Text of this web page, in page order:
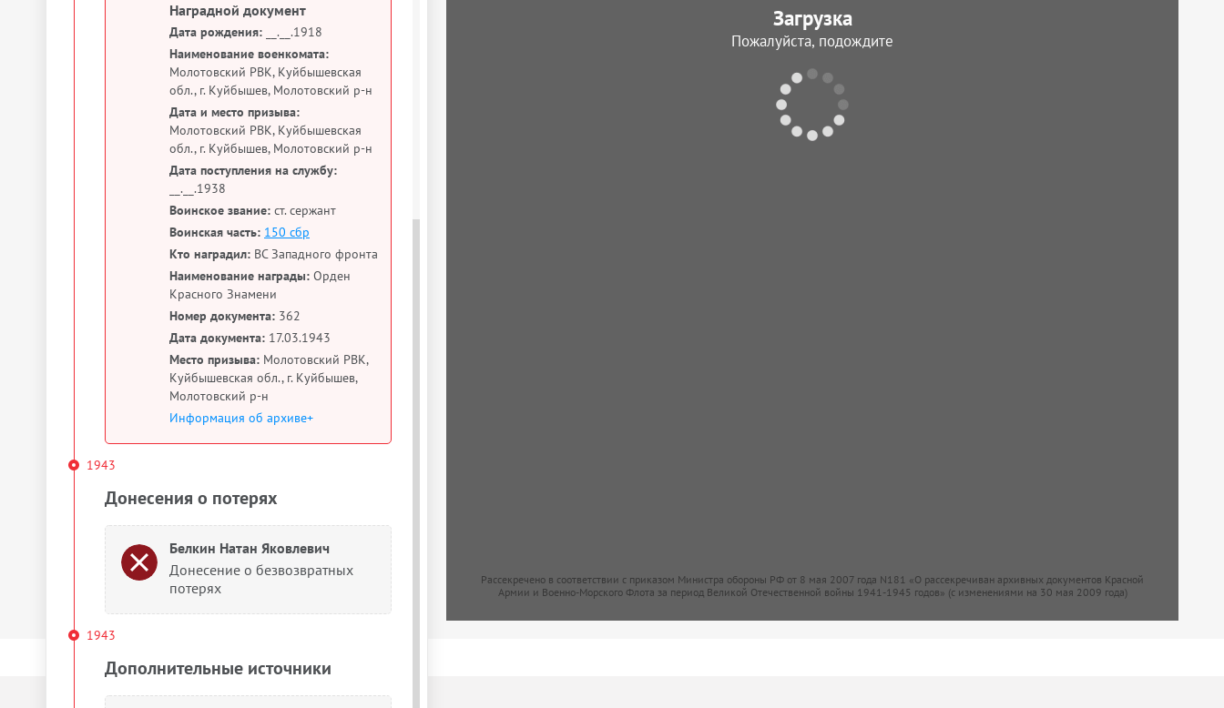
Наградной документ
Дата рождения: __.__.1918
Наименование военкомата:
Молотовский РВК, Куйбышевская
обл., г. Куйбышев, Молотовский р-н
Дата и место призыва:
Молотовский РВК, Куйбышевская
обл., г. Куйбышев, Молотовский р-н
Дата поступления на службу:
__.__.1938
Воинское звание: ст. сержант
Воинская часть: 150 сбр
Кто наградил: ВС Западного фронта
Наименование награды: Орден
Красного Знамени
Номер документа: 362
Дата документа: 17.03.1943
Место призыва: Молотовский РВК,
Куйбышевская обл., г. Куйбышев,
Молотовский р-н
Информация об архиве+
1943
Донесения о потерях
Белкин Натан Яковлевич
Донесение о безвозвратных
потерях
1943
Дополнительные источники
Рассекречено в соответствии с приказом Министра обороны РФ от 8 мая 2007 года N181 «О рассекречиван архивных документов Красной
Армии и Военно-Морского Флота за период Великой Отечественной войны 1941-1945 годов» (с изменениями на 30 мая 2009 года)
Загрузка
Пожалуйста, подождите